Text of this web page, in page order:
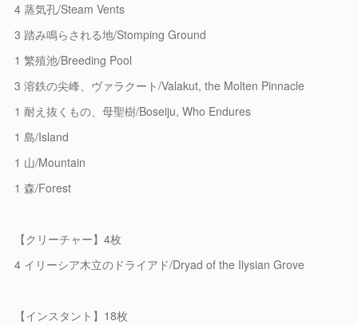
4 蒸気孔/Steam Vents
3 踏み鳴らされる地/Stomping Ground
1 繁殖池/Breeding Pool
3 溶鉄の尖峰、ヴァラクート/Valakut, the Molten Pinnacle
1 耐え抜くもの、母聖樹/Boseiju, Who Endures
1 島/Island
1 山/Mountain
1 森/Forest
【クリーチャー】4枚
4 イリーシア木立のドライアド/Dryad of the Ilysian Grove
【インスタント】18枚